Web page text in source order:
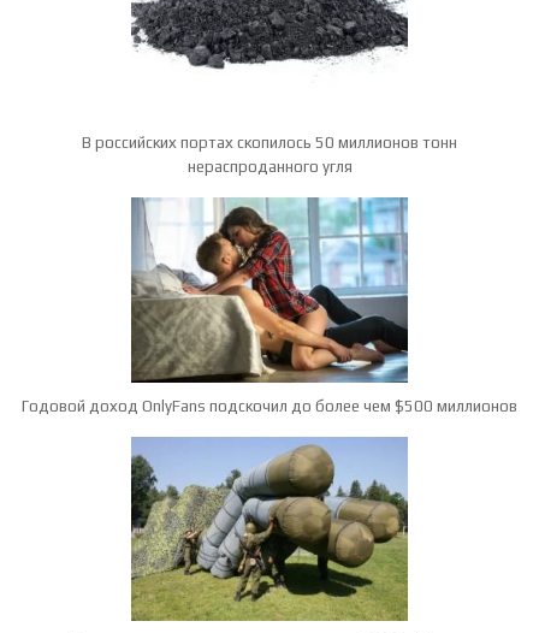
В российских портах скопилось 50 миллионов тонн
нераспроданного угля
Годовой доход OnlyFans подскочил до более чем $500 миллионов